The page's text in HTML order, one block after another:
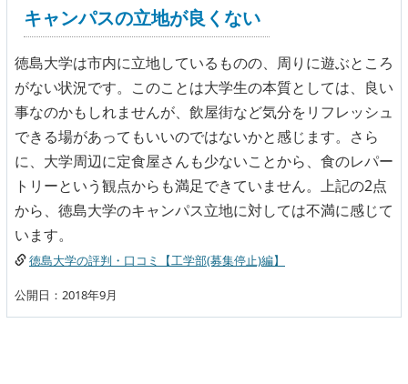
キャンパスの立地が良くない
徳島大学は市内に立地しているものの、周りに遊ぶところ
がない状況です。このことは大学生の本質としては、良い
事なのかもしれませんが、飲屋街など気分をリフレッシュ
できる場があってもいいのではないかと感じます。さら
に、大学周辺に定食屋さんも少ないことから、食のレパー
トリーという観点からも満足できていません。上記の2点
から、徳島大学のキャンパス立地に対しては不満に感じて
います。
徳島大学の評判・口コミ【工学部(募集停止)編】
公開日：2018年9月